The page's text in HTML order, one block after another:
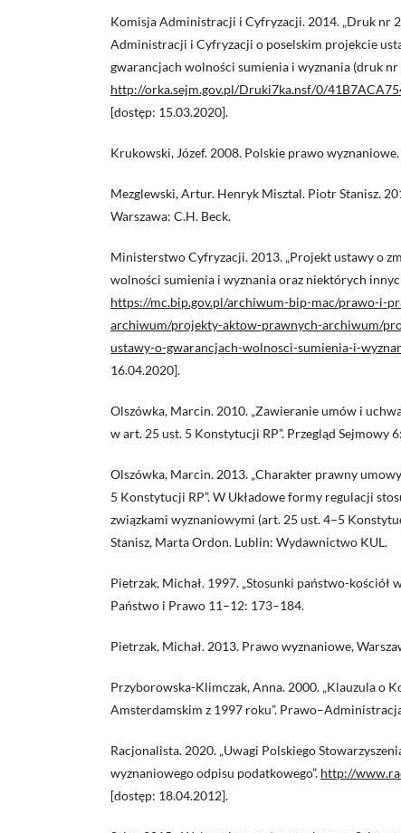
Komisja Administracji i Cyfryzacji. 2014. „Druk nr
Administracji i Cyfryzacji o poselskim projekcie
gwarancjach wolności sumienia i wyznania (druk nr
http://orka.sejm.gov.pl/Druki7ka.nsf/0/
[dostęp: 15.03.2020].
Krukowski, Józef. 2008. Polskie prawo
Mezglewski, Artur. Henryk Misztal. Piotr Stanisz.
Warszawa: C.H. Beck.
Ministerstwo Cyfryzacji. 2013. „Projekt ustawy o
wolności sumienia i wyznania oraz niektórych
https://mc.bip.gov.pl/archiwum-bip-mac/prawo-i-
archiwum/projekty-aktow-prawnych-archiwum/
ustawy-o-gwarancjach-wolnosci-sumienia-i-
16.04.2020].
Olszówka, Marcin. 2010. „Zawieranie umów i
w art. 25 ust. 5 Konstytucji RP”. Przegląd Sejmowy
Olszówka, Marcin. 2013. „Charakter prawny
5 Konstytucji RP”. W Układowe formy regulacji
związkami wyznaniowymi (art. 25 ust. 4–5
Stanisz, Marta Ordon. Lublin: Wydawnictwo KUL.
Pietrzak, Michał. 1997. „Stosunki państwo-kościół
Państwo i Prawo 11–12: 173–184.
Pietrzak, Michał. 2013. Prawo wyznaniowe,
Przyborowska-Klimczak, Anna. 2000. „Klauzula o
Amsterdamskim z 1997 roku”.
Racjonalista. 2020. „Uwagi Polskiego
wyznaniowego odpisu podatkowego”. http://
[dostęp: 18.04.2012].